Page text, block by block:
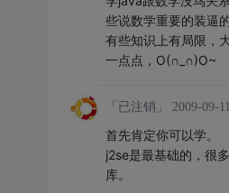
些说数学重要的装逼
有些知识上有局限，
一点点，O(∩_∩)O~
「已注销」 2009-09-11
首先肯定你可以学。
j2se是最基础的，
库。